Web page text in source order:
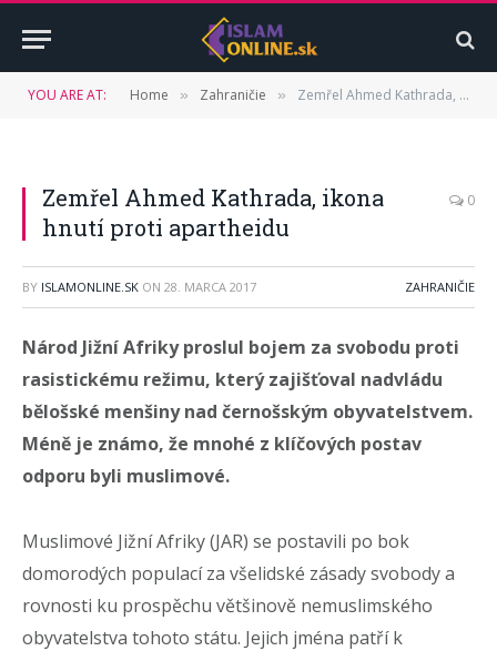
YOU ARE AT: Home » Zahraničie » Zemřel Ahmed Kathrada, ikona hnutí proti apartheidu
Zemřel Ahmed Kathrada, ikona
hnutí proti apartheidu
0
BY ISLAMONLINE.SK ON 28. MARCA 2017 ZAHRANIČIE
Národ Jižní Afriky proslul bojem za svobodu proti
rasistickému režimu, který zajišťoval nadvládu
bělošské menšiny nad černošským obyvatelstvem.
Méně je známo, že mnohé z klíčových postav
odporu byli muslimové.
Muslimové Jižní Afriky (JAR) se postavili po bok
domorodých populací za všelidské zásady svobody a
rovnosti ku prospěchu většinově nemuslimského
obyvatelstva tohoto státu. Jejich jména patří k